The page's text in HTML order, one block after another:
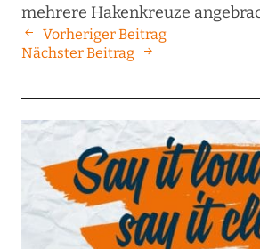
mehrere Hakenkreuze
Vorheriger Beitrag
Nächster Beitrag